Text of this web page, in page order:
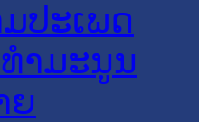
ປະເພດ
າມະນູນ
ຍ